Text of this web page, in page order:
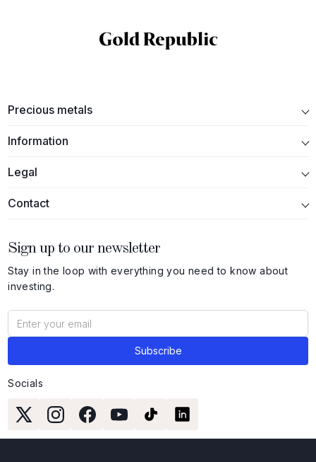
Precious metals
Information
Legal
Contact
Sign up to our newsletter
Stay in the loop with everything you need to know about
investing.
Socials